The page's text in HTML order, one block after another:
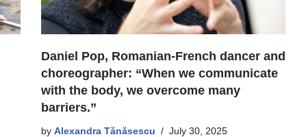
Daniel Pop, Romanian-French dancer and
choreographer: “When we communicate
with the body, we overcome many
barriers.”
by Alexandra Tănăsescu July 30, 2025